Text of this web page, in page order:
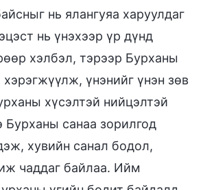
нь ялангуяа харуулдаг
нь үнэхээр үр дүнд
хэлбэл, тэрээр Бурханы
хэрэгжүүлж, үнэнийг үнэн зөв
хүсэлтэй нийцэлтэй
Бурханы санаа зорилгод
хувийн санал бодол,
чаддаг байлаа. Ийм